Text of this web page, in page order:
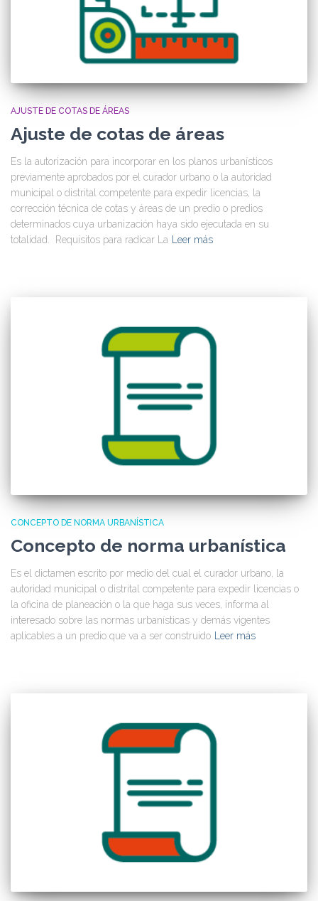
AJUSTE DE COTAS DE ÁREAS
Ajuste de cotas de áreas
Es la autorización para incorporar en los planos urbanísticos
previamente aprobados por el curador urbano o la autoridad
municipal o distrital competente para expedir licencias, la
corrección técnica de cotas y áreas de un predio o predios
determinados cuya urbanización haya sido ejecutada en su
totalidad. Requisitos para radicar La
Leer más
CONCEPTO DE NORMA URBANÍSTICA
Concepto de norma urbanística
Es el dictamen escrito por medio del cual el curador urbano, la
autoridad municipal o distrital competente para expedir licencias o
la oficina de planeación o la que haga sus veces, informa al
interesado sobre las normas urbanísticas y demás vigentes
aplicables a un predio que va a ser construido Leer más